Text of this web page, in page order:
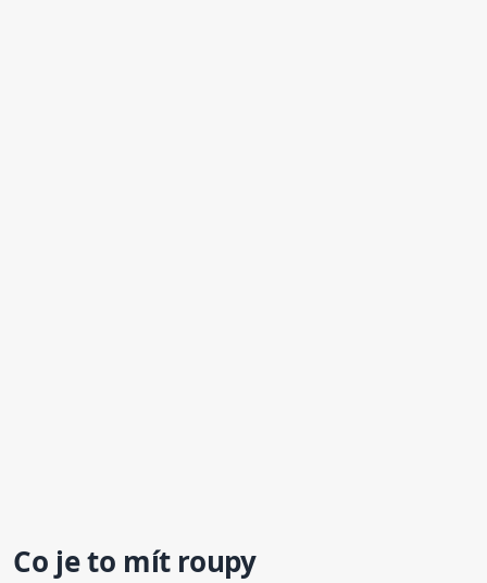
Co je to mít roupy